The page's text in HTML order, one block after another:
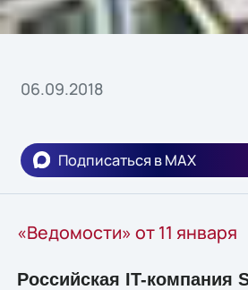
06.09.2018
Подписаться в MAX
«Ведомости» от 11 января
Российская IT-компания